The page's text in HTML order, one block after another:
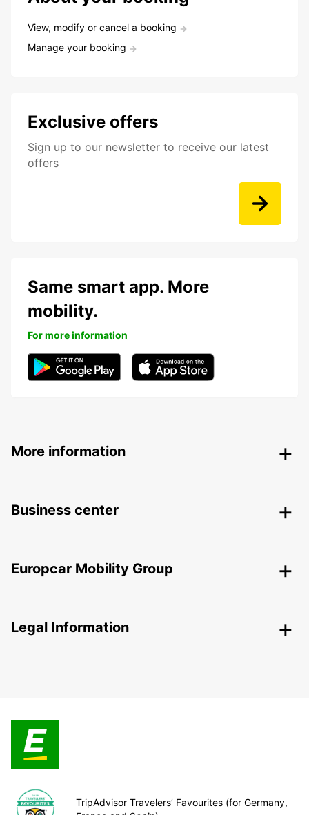
View, modify or cancel a booking
Manage your booking
Exclusive offers
Sign up to our newsletter to receive our latest
offers
Same smart app. More
mobility.
For more information
More information
Business center
Europcar Mobility Group
Legal Information
TripAdvisor Travelers’ Favourites (for Germany,